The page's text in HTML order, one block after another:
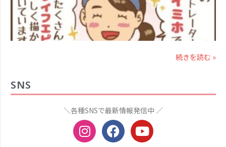
続きを読む »
SNS
＼各種SNSで最新情報発信中 ／